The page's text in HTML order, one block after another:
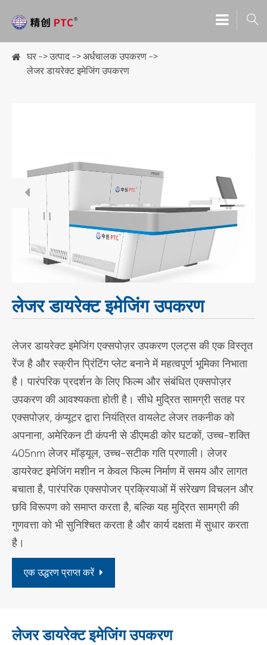

घर उत्पाद
अर्धचालक उपकरण
लेजर डायरेक्ट इमेजिंग उपकरण
लेजर डायरेक्ट इमेजिंग उपकरण
लेजर डायरेक्ट इमेजिंग एक्सपोज़र उपकरण एलट्स की एक विस्तृत
रेंज है और स्क्रीन प्रिंटिंग प्लेट बनाने में महत्वपूर्ण भूमिका निभाता
है। पारंपरिक प्रदर्शन के लिए फिल्म और संबंधित एक्सपोज़र
उपकरण की आवश्यकता होती है। सीधे मुद्रित सामग्री सतह पर
एक्सपोज़र, कंप्यूटर द्वारा नियंत्रित वायलेट लेजर तकनीक को
अपनाना, अमेरिकन टी कंपनी से डीएमडी कोर घटकों, उच्च-शक्ति
405nm लेजर मॉड्यूल, उच्च-सटीक गति प्रणाली। लेजर
डायरेक्ट इमेजिंग मशीन न केवल फिल्म निर्माण में समय और लागत
बचाता है, पारंपरिक एक्सपोजर प्रक्रियाओं में संरेखण विचलन और
छवि विरूपण को समाप्त करता है, बल्कि यह मुद्रित सामग्री की
गुणवत्ता को भी सुनिश्चित करता है और कार्य दक्षता में सुधार करता
है।
एक उद्धरण प्राप्त करें
लेजर डायरेक्ट इमेजिंग उपकरण